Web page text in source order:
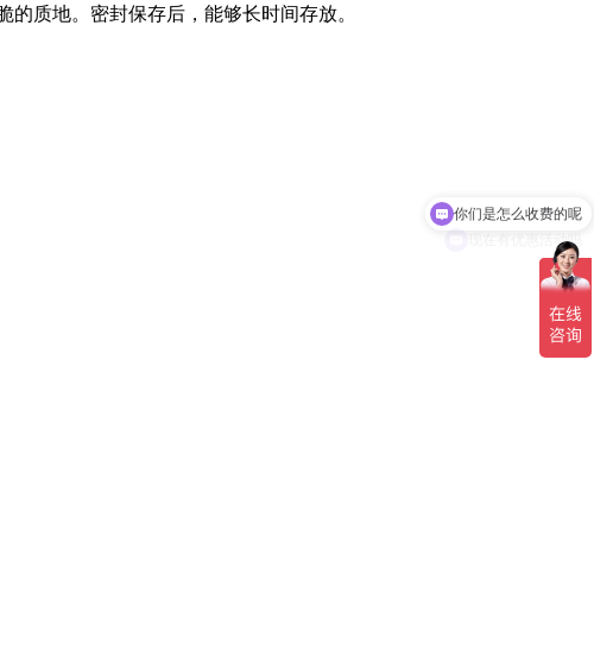
质地。密封保存后，能够长时间存放。
现在有优惠活动吗